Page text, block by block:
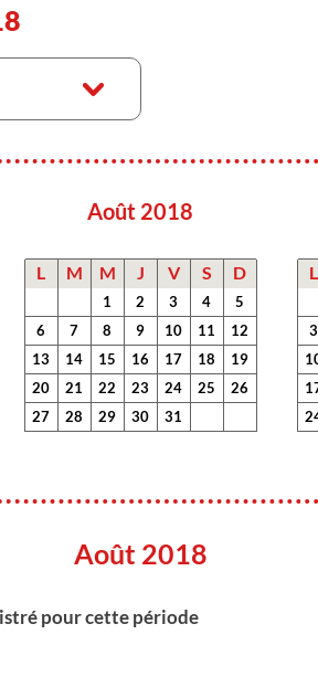
Août 2018
L M M J V S D
1 2 3 4
5
6
7 8 9 10 11
12
13
14 15 16 17 18
19
20
21 22 23 24 25
26
27
28 29 30 31
L
3
Août 2018
pour cette période